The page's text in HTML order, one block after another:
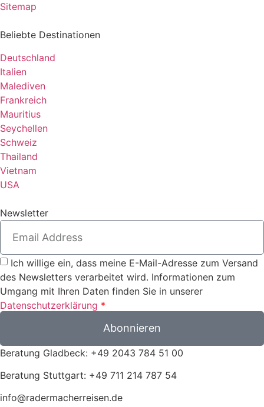
Sitemap
Beliebte Destinationen
Deutschland
Italien
Malediven
Frankreich
Mauritius
Seychellen
Schweiz
Thailand
Vietnam
USA
Newsletter
Ich willige ein, dass meine E-Mail-Adresse zum Versand
des Newsletters verarbeitet wird. Informationen zum
Umgang mit Ihren Daten finden Sie in unserer
Datenschutzerklärung *
Abonnieren
Beratung Gladbeck: +49 2043 784 51 00
Beratung Stuttgart: +49 711 214 787 54
info@radermacherreisen.de